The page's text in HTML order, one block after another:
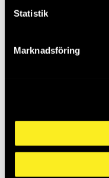
Statistik
Marknadsföring